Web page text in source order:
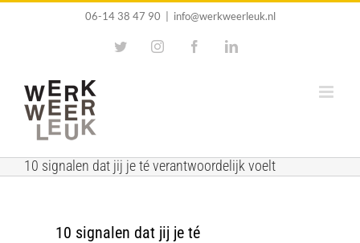
06-14 38 47 90 info@werkweerleuk.nl
TwitterInstagramFacebookLinkedIn
10 signalen dat jij je té verantwoordelijk voelt
10 signalen dat jij je té